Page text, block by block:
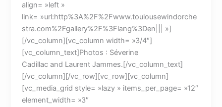
align= »left »
link= »url:http%3A%2F%2Fwww.toulousewindorche
stra.com%2Fgallery%2F%3Flang%3Den||| »]
[/vc_column][vc_column width= »3/4″]
[vc_column_text]Photos : Séverine
Cadillac and Laurent Jammes.[/vc_column_text]
[/vc_column][/vc_row][vc_row][vc_column]
[vc_media_grid style= »lazy » items_per_page= »12″
element_width= »3″